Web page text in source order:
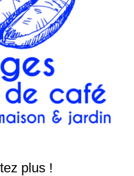
plus !